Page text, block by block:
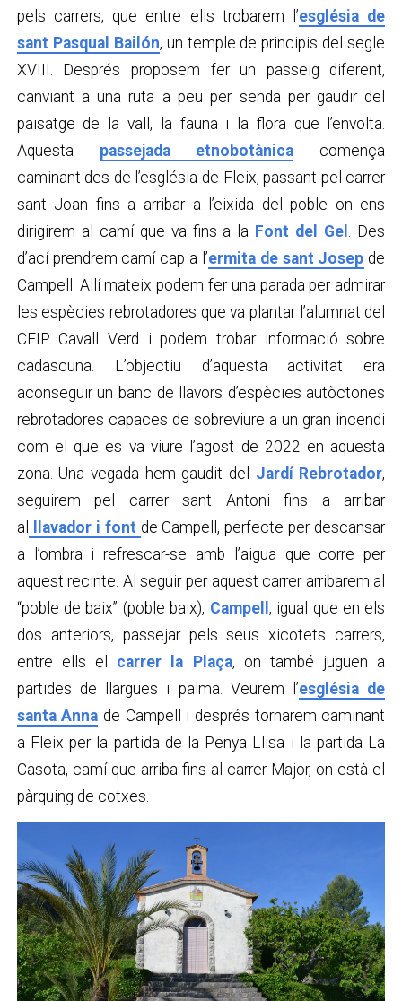
pels carrers, que entre ells trobarem l’església de
sant Pasqual Bailón, un temple de principis del segle
XVIII. Després proposem fer un passeig diferent,
canviant a una ruta a peu per senda per gaudir del
paisatge de la vall, la fauna i la flora que l’envolta.
Aquesta passejada etnobotànica comença
caminant des de l’església de Fleix, passant pel carrer
sant Joan fins a arribar a l’eixida del poble on ens
dirigirem al camí que va fins a la Font del Gel . Des
d’ací prendrem camí cap a l’ermita de sant Josep de
Campell. Allí mateix podem fer una parada per admirar
les espècies rebrotadores que va plantar l’alumnat del
CEIP Cavall Verd i podem trobar informació sobre
cadascuna. L’objectiu d’aquesta activitat era
aconseguir un banc de llavors d’espècies autòctones
rebrotadores capaces de sobreviure a un gran incendi
com el que es va viure l’agost de 2022 en aquesta
zona. Una vegada hem gaudit del Jardí Rebrotador,
seguirem pel carrer sant Antoni fins a arribar
al
llavador i font de Campell, perfecte per descansar
a l’ombra i refrescar-se amb l’aigua que corre per
aquest recinte. Al seguir per aquest carrer arribarem al
“poble de baix” (poble baix), Campell , igual que en els
dos anteriors, passejar pels seus xicotets carrers,
entre ells el carrer la Plaça, on també juguen a
partides de llargues i palma. Veurem l’església de
santa Anna de Campell i després tornarem caminant
a Fleix per la partida de la Penya Llisa i la partida La
Casota, camí que arriba fins al carrer Major, on està el
pàrquing de cotxes.